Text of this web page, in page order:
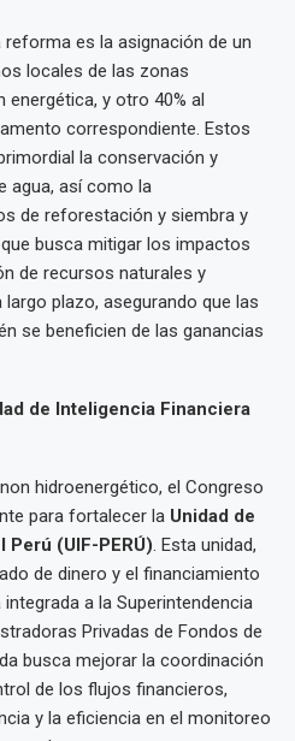
es la asignación de un
locales de las zonas
y otro 40% al
correspondiente. Estos
la conservación y
agua, así como la
de reforestación y siembra y
busca mitigar los impactos
de recursos naturales y
plazo, asegurando que las
se beneficien de las ganancias
de Inteligencia Financiera
hidroenergético, el Congreso
para fortalecer la Unidad de
(UIF-PERÚ). Esta unidad,
de dinero y el financiamiento
a la Superintendencia
Privadas de Fondos de
busca mejorar la coordinación
de los flujos financieros,
y la eficiencia en el monitoreo